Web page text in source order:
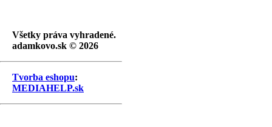
Všetky práva vyhradené.
adamkovo.sk © 2026
Tvorba eshopu:
MEDIAHELP.sk